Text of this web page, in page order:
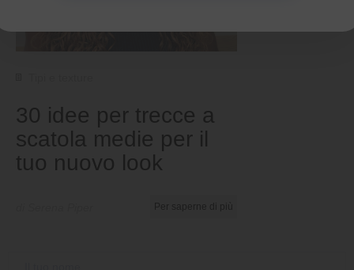
30 idee per trecce a
scatola medie per il
tuo nuovo look